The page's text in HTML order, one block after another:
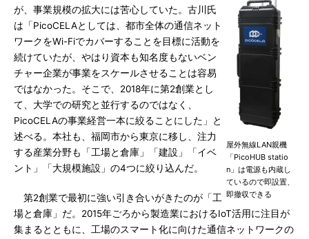
屋外無線LAN親機
「PicoHUB statio
n」は電源も内蔵し
ているので即設置、
即撤収できる
が、事業規模の拡大には苦心していた。古川氏
は「PicoCELAとしては、都市全体の通信ネット
ワークをWi-Fiでカバーすることを目標に活動を
続けていたが、やはり資本も知名度もないベン
チャー企業が事業をスケールさせることは容易
ではなかった。そこで、2018年に第2創業とし
て、大学での研究と並行するのではなく、
PicoCELAの事業経営一本に絞ることにした」と
述べる。本社も、福岡市から東京に移し、注力
する産業分野も「工場と倉庫」「建設」「イベ
ント」「大規模施設」の4つに絞り込んだ。
第2創業で最初に強い引き合いがきたのが「工
場と倉庫」だ。2015年ごろから製造業におけるIoT活用に注目が
集まるとともに、工場のスマート化に向けた通信ネットワークの